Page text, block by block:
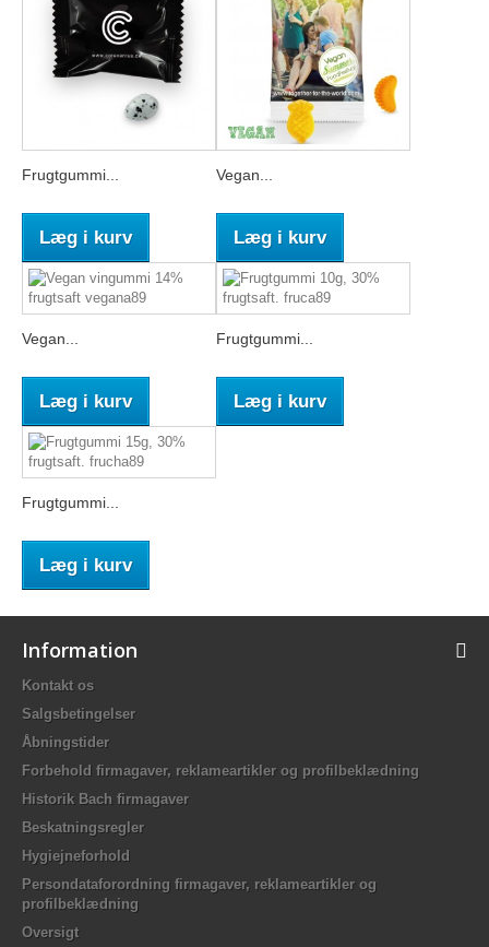
Frugtgummi...
Læg i kurv
Vegan...
Læg i kurv
Vegan...
Læg i kurv
Frugtgummi...
Læg i kurv
Frugtgummi...
Læg i kurv
Information
Kontakt os
Salgsbetingelser
Åbningstider
Forbehold firmagaver, reklameartikler og profilbeklædning
Historik Bach firmagaver
Beskatningsregler
Hygiejneforhold
Persondataforordning firmagaver, reklameartikler og
profilbeklædning
Oversigt